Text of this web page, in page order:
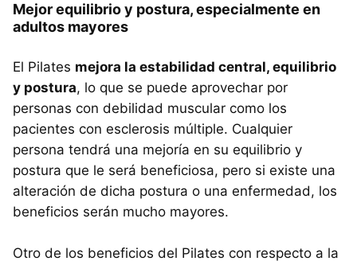
Mejor equilibrio y postura, especialmente en
adultos mayores
El Pilates mejora la estabilidad central, equilibrio
y postura, lo que se puede aprovechar por
personas con debilidad muscular como los
pacientes con esclerosis múltiple. Cualquier
persona tendrá una mejoría en su equilibrio y
postura que le será beneficiosa, pero si existe una
alteración de dicha postura o una enfermedad, los
beneficios serán mucho mayores.
Otro de los beneficios del Pilates con respecto a la